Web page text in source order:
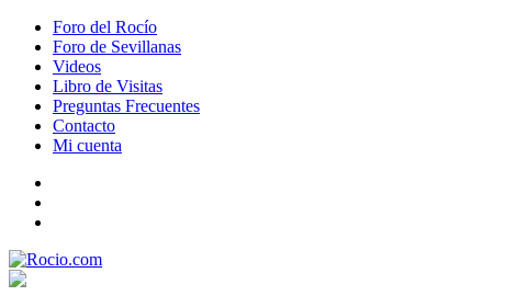
Foro del Rocío
Foro de Sevillanas
Videos
Libro de Visitas
Preguntas Frecuentes
Contacto
Mi cuenta